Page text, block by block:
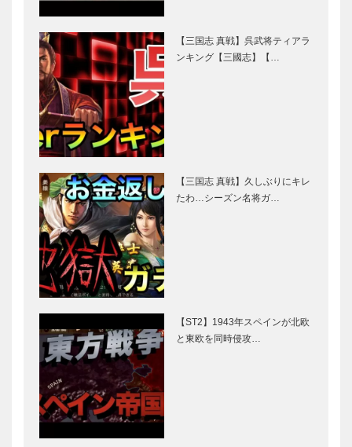
【三国志 真戦】呉武将ティアラ
ンキング【三國志】【…
【三国志 真戦】久しぶりにキレ
たわ…シーズン名将ガ…
【ST2】1943年スペインが北欧
と東欧を同時侵攻…